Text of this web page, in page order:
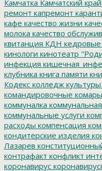
Камчатка Камчатский край
ремонт капремонт
кафе качество жизни
молока качество
квитанция КДН
кинологи кинотеатр
инфекция
клубника книга памяти
Кодекс колледж культуры
командировочные комары
коммуналка
коммунальные услуги
расходы компенсация
кондитерские изделия
Лазарев
контрафакт конфликт
коронавирус